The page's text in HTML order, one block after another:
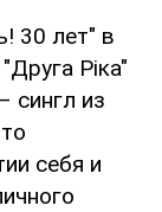
30 лет" в
Ріка"
сингл из
себя и